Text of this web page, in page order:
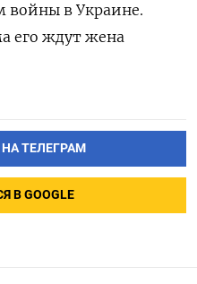
войны в Украине.
его ждут жена
ТЕЛЕГРАМ
В GOOGLE